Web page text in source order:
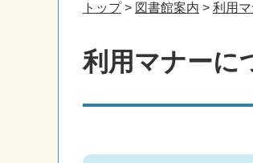
トップ> 図書館案内 > 利用
利用マナーに